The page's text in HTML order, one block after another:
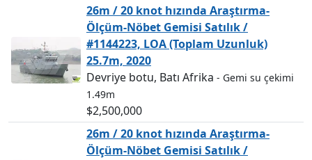
26m / 20 knot hızında Araştırma-
Ölçüm-Nöbet Gemisi Satılık /
#1144223, LOA (Toplam Uzunluk)
25.7m, 2020
Devriye botu, Batı Afrika - Gemi su çekimi
1.49m
$2,500,000
26m / 20 knot hızında Araştırma-
Ölçüm-Nöbet Gemisi Satılık /